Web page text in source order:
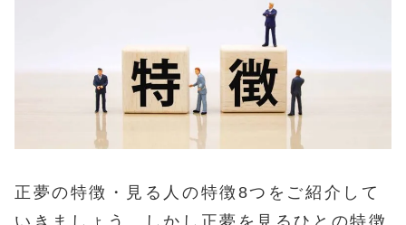
正夢の特徴・見る人の特徴8つをご紹介して
いきましょう。しかし正夢を見るひとの特徴